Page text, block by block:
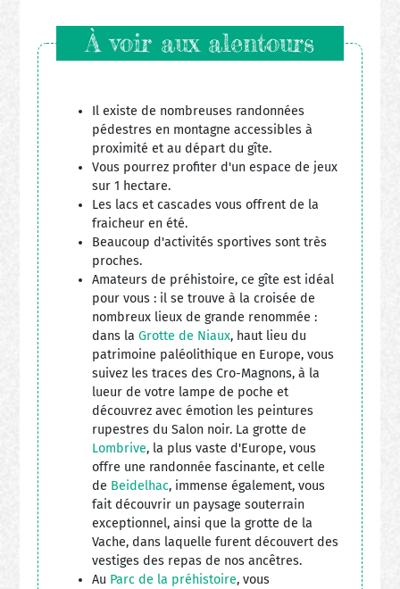
À voir aux alentours
Il existe de nombreuses randonnées
pédestres en montagne accessibles à
proximité et au départ du gîte.
Vous pourrez profiter d'un espace de jeux
sur 1 hectare.
Les lacs et cascades vous offrent de la
fraicheur en été.
Beaucoup d'activités sportives sont très
proches.
Amateurs de préhistoire, ce gîte est idéal
pour vous : il se trouve à la croisée de
nombreux lieux de grande renommée :
dans laGrotte de Niaux, haut lieu du
patrimoine paléolithique en Europe, vous
suivez les traces des Cro-Magnons, à la
lueur de votre lampe de poche et
découvrez avec émotion les peintures
rupestres du Salon noir. La grotte de
Lombrive, la plus vaste d'Europe, vous
offre une randonnée fascinante, et celle
de Beidelhac, immense également, vous
fait découvrir un paysage souterrain
exceptionnel, ainsi que la grotte de la
Vache, dans laquelle furent découvert des
vestiges des repas de nos ancêtres.
Au Parc de la préhistoire, vous